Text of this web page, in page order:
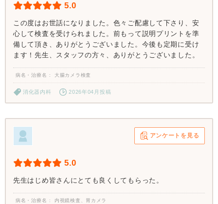
5.0
この度はお世話になりました。色々ご配慮して下さり、安
心して検査を受けられました。前もって説明プリントを準
備して頂き、ありがとうございました。今後も定期に受け
ます！先生、スタッフの方々、ありがとうございました。
病名・治療名 大腸カメラ検査
消化器内科 2026年04月投稿
アンケートを見る
5.0
先生はじめ皆さんにとても良くしてもらった。
病名・治療名 内視鏡検査、胃カメラ